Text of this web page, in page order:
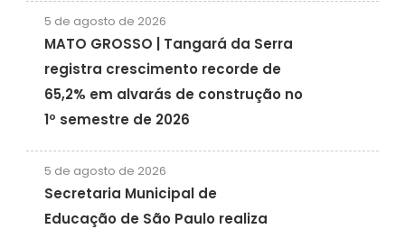
5 de agosto de 2026
MATO GROSSO | Tangará da Serra
registra crescimento recorde de
65,2% em alvarás de construção no
1º semestre de 2026
5 de agosto de 2026
Secretaria Municipal de
Educação de São Paulo realiza